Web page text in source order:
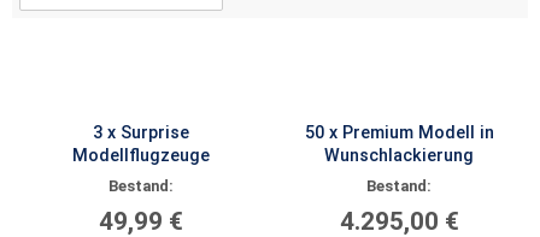
3 x Surprise
Modellflugzeuge
Bestand:
49,99 €
50 x Premium Modell in
Wunschlackierung
Bestand:
4.295,00 €